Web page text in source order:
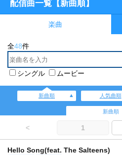
配信曲一覧【新曲順】
楽曲
全48件
シングル ムービー
新曲順 人気曲順
新曲順
< 1
Hello Song(feat. The Salteens)